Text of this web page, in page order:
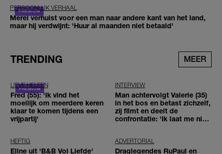
PERSOONLIJK VERHAAL
Merel verhuist voor een man naar andere kant van het land,
maar hij verdwijnt: 'Huur al maanden niet betaald'
TRENDING MEER
LIEVE HELEEN
Fred (55): 'Ik vind het
moeilijk om meerdere keren
klaar te komen tijdens een
vrijpartij'
INTERVIEW
Man achtervolgt Valerie (35)
in het bos en betast zichzelf,
zij filmt en deelt de
confrontatie: 'Ik laat me niet
HEFTIG
Eline uit 'B&B Vol Liefde'
ADVERTORIAL
Draglegendes RuPaul en